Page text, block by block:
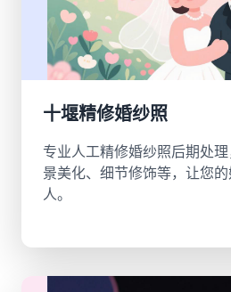
十堰精修婚纱照
专业人工精修婚纱照后期处
景美化、细节修饰等，让您
人。